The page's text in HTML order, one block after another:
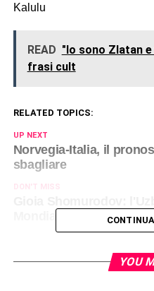
Kalulu
READ "Io sono Zlatan e
frasi cult
RELATED TOPICS:
UP NEXT
Norvegia-Italia, il
sbagliare
DON'T MISS
YOU